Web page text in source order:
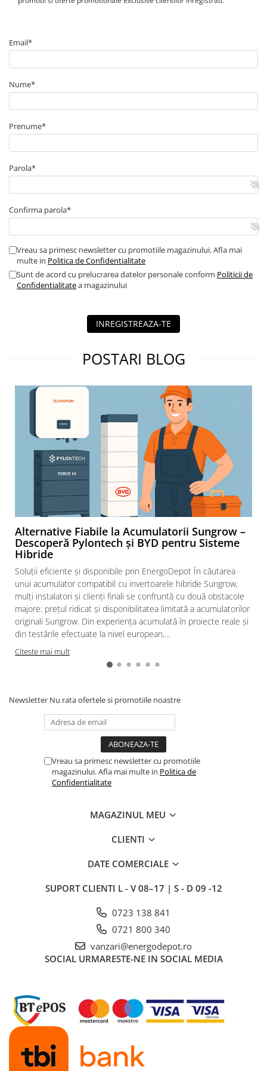
Butoane
Buton ciuperca
Contactoare
Descarcatoare
Echipamente de impamantare
Electrozi impamantare
Intrerupatoare automate
AFDD
Intrerupatoare automate de putere
Intrerupatoare automate
diferentiale
Intrerupatoare automate modulare
fotovoltaice
Sigurante fuzibile
Aparataj modular
Standard German
Intrerupator
Rama ornament
Aplicat (PT)
Intrerupator
Modular
Priza+Intrerupator
Pulsar Touch
Smart SHELLY
Surse de iluminat
LED
Halogen
Corpuri de iluminat decorative
Corpuri iluminat exterior
Corpuri iluminat interior
Lampa de birou/veioza
Corpuri solare
Lanterne
Scule de mana si unelte
Sisteme de incalzire
Automatizari
Montaj
Email*
Nume*
Prenume*
Parola*
Confirma parola*
Vreau sa primesc newsletter cu promotiile magazinului. Afla mai
multe in Politica de Confidentialitate
Sunt de acord cu prelucrarea datelor personale conform Politicii de
Confidentialitatea magazinului
INREGISTREAZA-TE
POSTARI BLOG
Alternative Fiabile la Acumulatorii Sungrow –
Descoperă Pylontech și BYD pentru Sisteme
Hibride
Soluții eficiente și disponibile prin EnergoDepot În căutarea
unui acumulator compatibil cu invertoarele hibride Sungrow,
mulți instalatori și clienți finali se confruntă cu două obstacole
majore: prețul ridicat și disponibilitatea limitată a acumulatorilor
originali Sungrow. Din experiența acumulată în proiecte reale și
din testările efectuate la nivel european,...
Citeste mai mult
Newsletter Nu rata ofertele si promotiile noastre
Vreau sa primesc newsletter cu promotiile
magazinului. Afla mai multe in Politica de
Confidentialitate
MAGAZINUL MEU
CLIENTI
DATE COMERCIALE
SUPORT CLIENTI L - V 08–17 | S - D 09 -12
0723 138 841
0721 800 340
vanzari@energodepot.ro
SOCIAL URMARESTE-NE IN SOCIAL MEDIA